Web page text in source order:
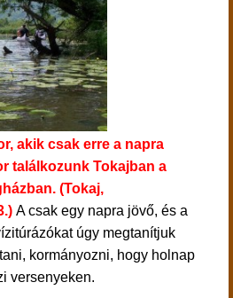
akik csak erre a napra
találkozunk Tokajban a
(Tokaj,
A csak egy napra jövő, és a
úgy megtanítjuk
kormányozni, hogy holnap
versenyeken.